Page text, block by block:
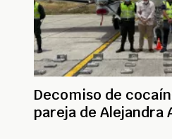
Decomiso de
pareja de Alejandra